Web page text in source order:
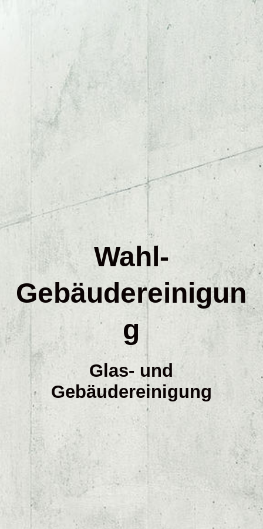
Wahl-
Gebäudereinigun
g
Glas- und
Gebäudereinigung
Büro / Praxisreinigung
Teppichreinigung
Sofa / Polstermöbelreinigung
PVC / Linoleumgrundreinigung
Kontakt
Cookies
Haftungsausschluß
Impressum